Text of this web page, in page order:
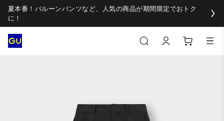
夏本番！バルーンパンツなど、人気の商品が期間限定でおトク
に！